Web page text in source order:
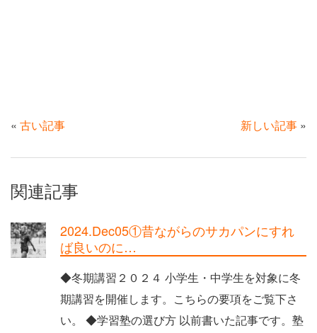
« 古い記事 新しい記事 »
関連記事
2024.Dec05①昔ながらのサカパンにすれ
ば良いのに…
◆冬期講習２０２４ 小学生・中学生を対象に冬
期講習を開催します。こちらの要項をご覧下さ
い。 ◆学習塾の選び方 以前書いた記事です。塾